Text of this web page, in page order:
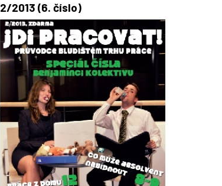
2/2013 (6. číslo)